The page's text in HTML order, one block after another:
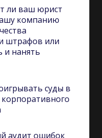
ли ваш юрист
компанию
штрафов или
и нанять
суды в
аудит ошибок